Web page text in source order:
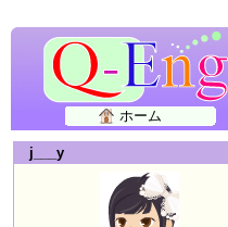
ホーム
j___y